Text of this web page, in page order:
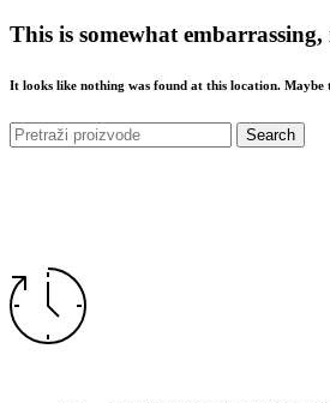
This is somewhat embarrassing,
It looks like nothing was found at this location. Maybe
Search